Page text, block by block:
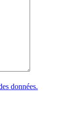
données.